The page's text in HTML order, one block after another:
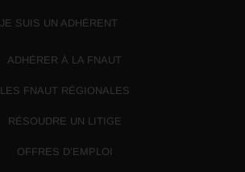
JE SUIS UN ADHÉRENT
ADHÉRER À LA FNAUT
LES FNAUT RÉGIONALES
RÉSOUDRE UN LITIGE
OFFRES D’EMPLOI